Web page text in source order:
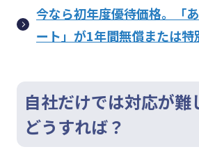
今なら初年度優待価格。「
ート」が1年間無償または特
自社だけでは対応が難
どうすれば？